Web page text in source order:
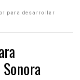
para desarrollar